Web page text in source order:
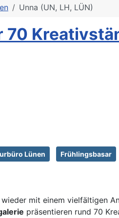
Unna (UN, LH, LÜN)
70
Lünen Frühlingsbasar
mit einem vielfältigen
präsentieren rund 70